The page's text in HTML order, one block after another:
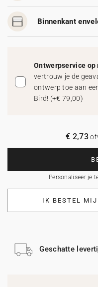
Binnenkant
Ontwerpservice op
vertrouw je de
ontwerp toe aan
Bird! (+€ 79,00)
Personaliseer je
€ 2,73
IK BESTEL
Geschatte